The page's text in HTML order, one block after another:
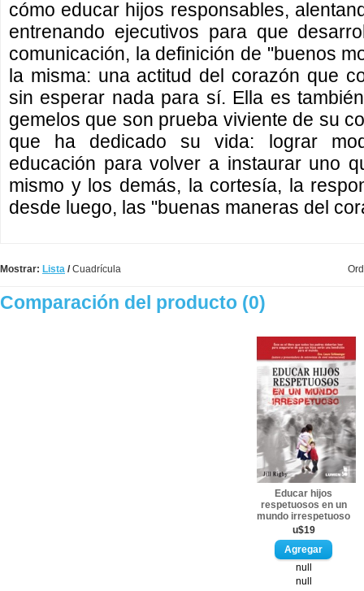
cómo educar hijos responsables,
entrenando ejecutivos para que
comunicación, la definición de "buenos
la misma: una actitud del corazón que
sin esperar nada para sí. Ella es
gemelos que son prueba viviente de su
que ha dedicado su vida: lograr
educación para volver a instaurar uno
mismo y los demás, la cortesía, la
desde luego, las "buenas maneras del
Mostrar: Lista /Cuadrícula
Comparación del producto (0)
Educar hijos
respetuosos en un
mundo irrespetuoso
u$19
null
null